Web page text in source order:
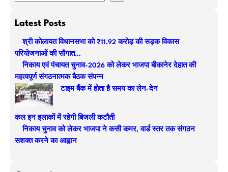
aLatest Posts
श्री कोलायत विधानसभा को ₹11.92 करोड़ की सड़क विकास
परियोजनाओं की सौगात…
निकाय एवं पंचायत चुनाव-2026 को लेकर भाजपा बीकानेर देहात की
महत्वपूर्ण संगठनात्मक बैठक संपन्न
टाइम बैंक में होता है समय का लेन-देन
कल इन इलाकों में रहेगी बिजली कटौती
निकाय चुनाव को लेकर भाजपा ने कसी कमर, वार्ड स्तर तक संगठन
सशक्त करने का आह्वान